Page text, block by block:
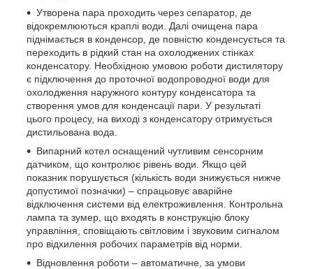
Утворена пара проходить через сепаратор, де
відокремлюються краплі води. Далі очищена пара
піднімається в конденсор, де повністю конденсується та
переходить в рідкий стан на охолоджених стінках
конденсатору. Необхідною умовою роботи дистилятору
є підключення до проточної водопроводної води для
охолодження наружного контуру конденсатора та
створення умов для конденсації пари. У результаті
цього процесу, на виході з конденсатору отримується
дистильована вода.
Випарний котел оснащений чутливим сенсорним
датчиком, що контролює рівень води. Якщо цей
показник порушується (кількість води знижується нижче
допустимої позначки) – спрацьовує аварійне
відключення системи від електроживлення. Контрольна
лампа та зумер, що входять в конструкцію блоку
управління, сповіщають світловим і звуковим сигналом
про відхилення робочих параметрів від норми.
Відновлення роботи – автоматичне, за умови